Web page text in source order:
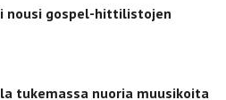
gospel-hittilistojen
tukemassa nuoria muusikoita